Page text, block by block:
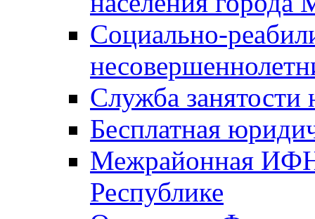
Социально-
Служба занятости
Бесплатная
Межрайонная
Республике